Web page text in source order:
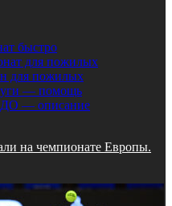
быстро
для пожилых
для пожилых
— помощь
— описание
на чемпионате Европы.